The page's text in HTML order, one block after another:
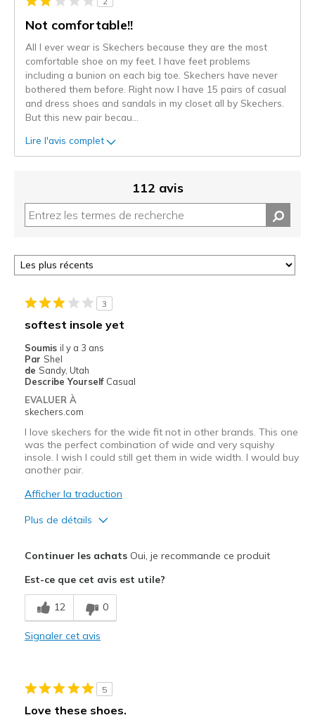
sur
lesNot comfortable!!
All I ever wear is Skechers because they are the most
comfortable shoe on my feet. I have feet problems
including a bunion on each big toe. Skechers have never
bothered them before. Right now I have 15 pairs of casual
and dress shoes and sandals in my closet all by Skechers.
But this new pair becau
Lire l'avis complet
112 avis
3
softest insole yet
Soumis il y a 3 ans
Par Shel
de Sandy, Utah
Describe Yourself Casual
EVALUER À
skechers.com
I love skechers for the wide fit not in other brands. This one
was the perfect combination of wide and very squishy
insole. I wish I could still get them in wide width. I would buy
another pair.
Afficher la traduction
Plus de détails
Le contre
Wear Out Quickly
View On Shoes
Shoes are for Wearing
Continuer les achatsOui, je recommande ce produit
Est-ce que cet avis est utile?
12 0
Signaler cet avis
5
Love these shoes.